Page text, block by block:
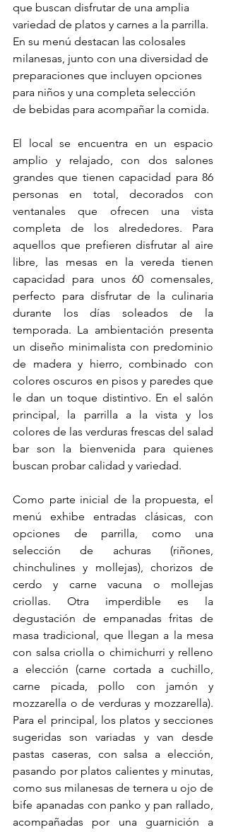
que buscan disfrutar de una amplia
variedad de platos y carnes a la parrilla.
En su menú destacan las colosales
milanesas, junto con una diversidad de
preparaciones que incluyen opciones
para niños y una completa selección
de bebidas para acompañar la comida.
El local se encuentra en un espacio
amplio y relajado, con dos salones
grandes que tienen capacidad para 86
personas en total, decorados con
ventanales que ofrecen una vista
completa de los alrededores. Para
aquellos que prefieren disfrutar al aire
libre, las mesas en la vereda tienen
capacidad para unos 60 comensales,
perfecto para disfrutar de la culinaria
durante los días soleados de la
temporada. La ambientación presenta
un diseño minimalista con predominio
de madera y hierro, combinado con
colores oscuros en pisos y paredes que
le dan un toque distintivo. En el salón
principal, la parrilla a la vista y los
colores de las verduras frescas del salad
bar son la bienvenida para quienes
buscan probar calidad y variedad.
Como parte inicial de la propuesta, el
menú exhibe entradas clásicas, con
opciones de parrilla, como una
selección de achuras (riñones,
chinchulines y mollejas), chorizos de
cerdo y carne vacuna o mollejas
criollas. Otra imperdible es la
degustación de empanadas fritas de
masa tradicional, que llegan a la mesa
con salsa criolla o chimichurri y relleno
a elección (carne cortada a cuchillo,
carne picada, pollo con jamón y
mozzarella o de verduras y mozzarella).
Para el principal, los platos y secciones
sugeridas son variadas y van desde
pastas caseras, con salsa a elección,
pasando por platos calientes y minutas,
como sus milanesas de ternera u ojo de
bife apanadas con panko y pan rallado,
acompañadas por una guarnición a